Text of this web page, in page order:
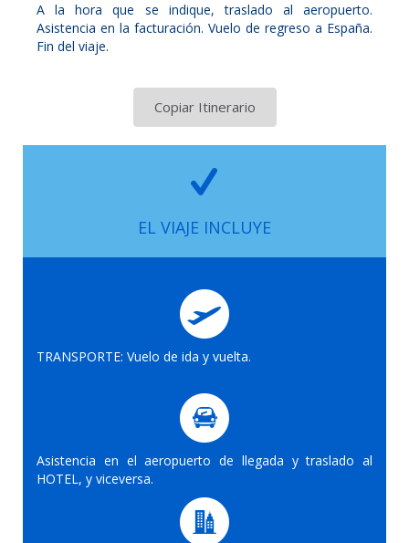
A la hora que se indique, traslado al aeropuerto.
Asistencia en la facturación. Vuelo de regreso a España.
Fin del viaje.
Copiar Itinerario
EL VIAJE INCLUYE
TRANSPORTE: Vuelo de ida y vuelta.
Asistencia en el aeropuerto de llegada y traslado al
HOTEL, y viceversa.